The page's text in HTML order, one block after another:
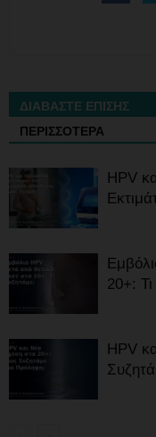
ΔΙΑΒΑΣΤΕ ΕΠΙΣΗΣ
ΠΕΡΙΣΣΟΤΕΡΑ
HPV
20+:
HPV